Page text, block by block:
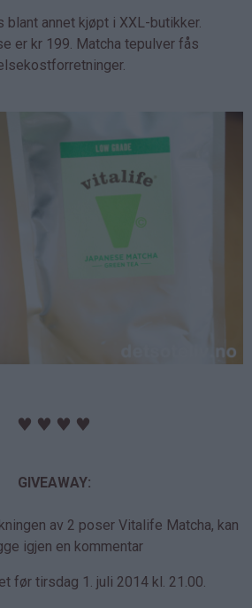
annet kjøpt i XXL-butikker.
er kr 199. Matcha tepulver fås
♥ ♥ ♥ ♥
GIVEAWAY:
av 2 poser Vitalife Matcha, kan
igjen en kommentar
før tirsdag 1. juli 2014 kl. 21.00.